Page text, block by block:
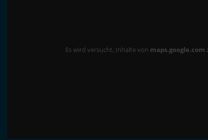
Es wird versucht, Inhalte von maps.google.com